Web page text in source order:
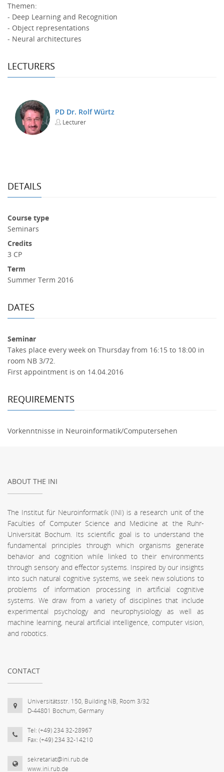
Themen:
- Deep Learning and Recognition
- Object representations
- Neural architectures
LECTURERS
PD Dr. Rolf Würtz
Lecturer
DETAILS
Course type
Seminars
Credits
3 CP
Term
Summer Term 2016
DATES
Seminar
Takes place every week on Thursday from 16:15 to 18:00 in
room NB 3/72.
First appointment is on 14.04.2016
REQUIREMENTS
Vorkenntnisse in Neuroinformatik/Computersehen
ABOUT THE INI
The Institut für Neuroinformatik (INI) is a research unit of the
Faculties of Computer Science and Medicine at the Ruhr-
Universität Bochum. Its scientific goal is to understand the
fundamental principles through which organisms generate
behavior and cognition while linked to their environments
through sensory and effector systems. Inspired by our insights
into such natural cognitive systems, we seek new solutions to
problems of information processing in artificial cognitive
systems. We draw from a variety of disciplines that include
experimental psychology and neurophysiology as well as
machine learning, neural artificial intelligence, computer vision,
and robotics.
CONTACT
Universitätsstr. 150, Building NB, Room 3/32
D-44801 Bochum, Germany
Tel: (+49) 234 32-28967
Fax: (+49) 234 32-14210
sekretariat@ini.rub.de
www.ini.rub.de